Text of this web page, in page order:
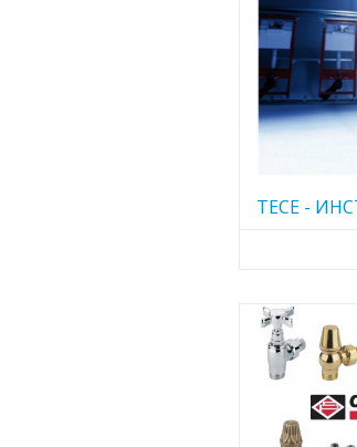
TECE -